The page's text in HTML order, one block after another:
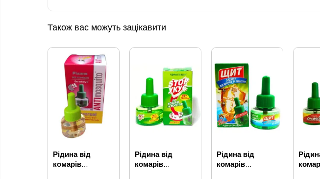
Також вас можуть зацікавити
Рідина від
комарів
Рідина від
комарів
Рідина від
комарів